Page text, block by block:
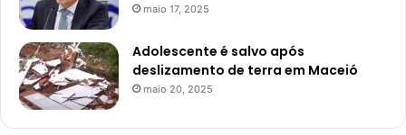
maio 17, 2025
Adolescente é salvo após
deslizamento de terra em Maceió
maio 20, 2025